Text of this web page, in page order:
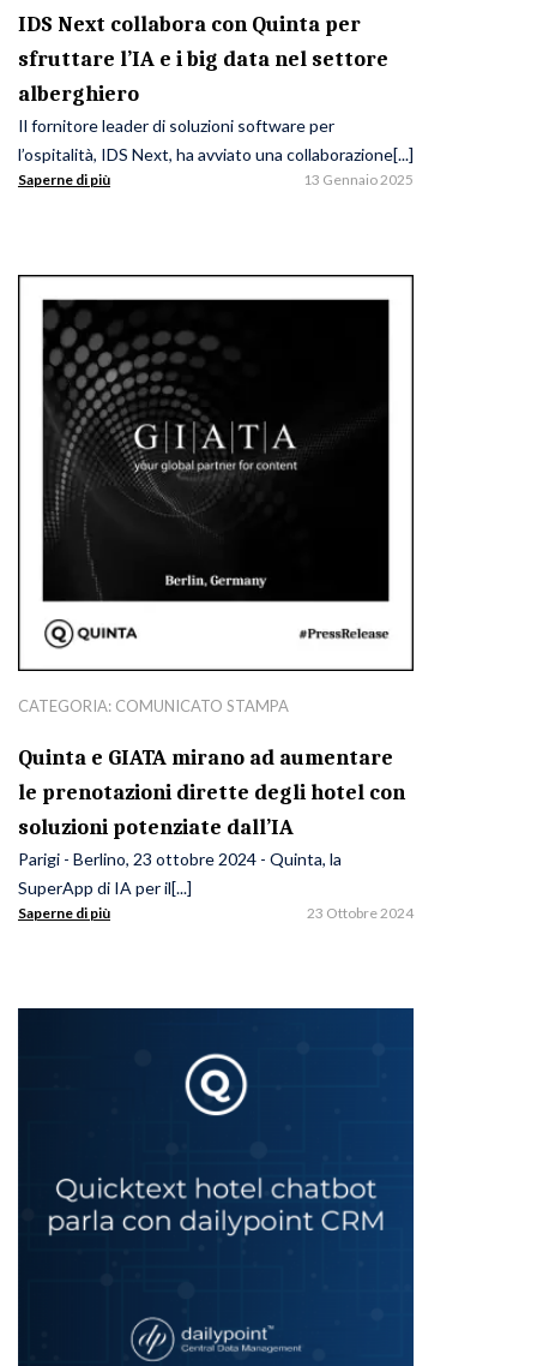
IDS Next collabora con Quinta per
sfruttare l’IA e i big data nel settore
alberghiero
Il fornitore leader di soluzioni software per
l’ospitalità, IDS Next, ha avviato una collaborazione[...]
Saperne di più 13 Gennaio 2025
CATEGORIA: COMUNICATO STAMPA
Quinta e GIATA mirano ad aumentare
le prenotazioni dirette degli hotel con
soluzioni potenziate dall’IA
Parigi - Berlino, 23 ottobre 2024 - Quinta, la
SuperApp di IA per il[...]
Saperne di più 23 Ottobre 2024